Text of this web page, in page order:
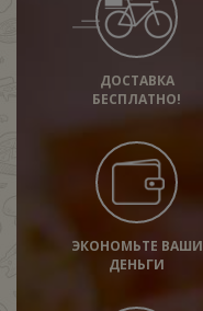
ДОСТАВКА
БЕСПЛАТНО!
ЭКОНОМЬТЕ ВАШИ
ДЕНЬГИ